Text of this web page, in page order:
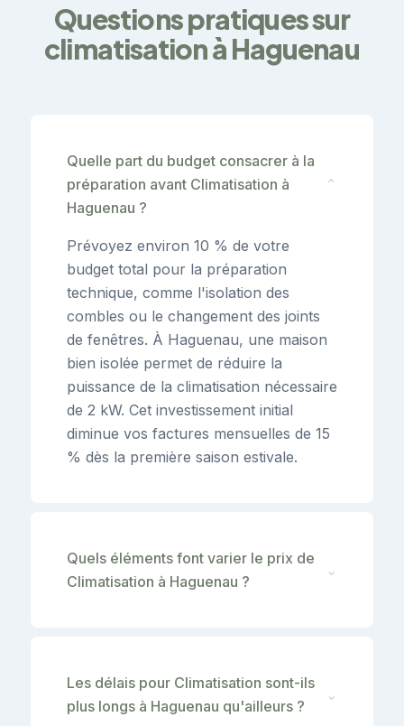
Questions pratiques sur
climatisation à Haguenau
Quelle part du budget consacrer à la
préparation avant Climatisation à
Haguenau ?
⌄
Prévoyez environ 10 % de votre
budget total pour la préparation
technique, comme l'isolation des
combles ou le changement des joints
de fenêtres. À Haguenau, une maison
bien isolée permet de réduire la
puissance de la climatisation nécessaire
de 2 kW. Cet investissement initial
diminue vos factures mensuelles de 15
% dès la première saison estivale.
Quels éléments font varier le prix de
Climatisation à Haguenau ?
⌄
Les délais pour Climatisation sont-ils
plus longs à Haguenau qu'ailleurs ?
⌄